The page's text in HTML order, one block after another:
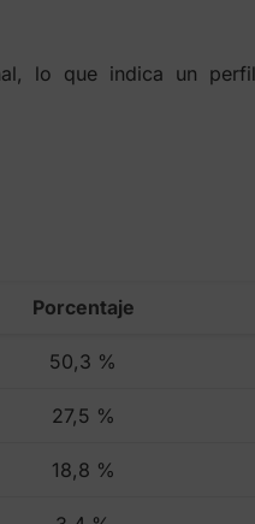
lo que indica un perfil
Porcentaje
50,3 %
27,5 %
18,8 %